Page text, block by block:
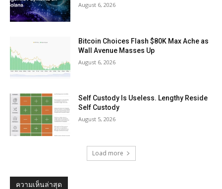
August 6, 2026
Bitcoin Choices Flash $80K Max Ache as
Wall Avenue Masses Up
August 6, 2026
Self Custody Is Useless. Lengthy Reside
Self Custody
August 5, 2026
Load more
ความเห็นล่าสุด